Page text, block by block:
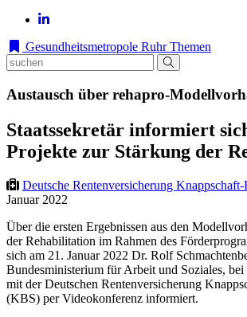
Gesundheitsmetropole Ruhr Themen
Austausch über rehapro-
Staatssekretär informiert
Projekte zur Stärkung der
Deutsche Rentenversicherung Knappschaft-
Januar 2022
Über die ersten Ergebnissen aus den
der Rehabilitation im Rahmen des
sich am 21. Januar 2022 Dr. Rolf
Bundesministerium für Arbeit und Soziales, bei
mit der Deutschen Rentenversicherung
(KBS) per Videokonferenz informiert.